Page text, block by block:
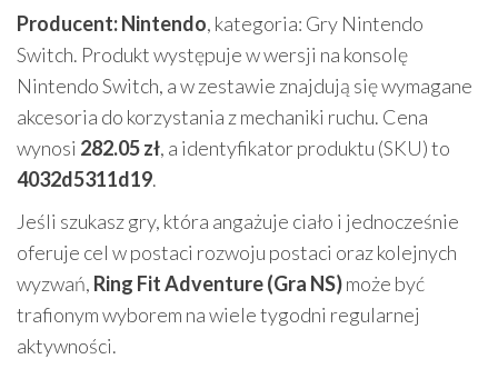
Producent: Nintendo, kategoria: Gry Nintendo
Switch. Produkt występuje w wersji na konsolę
Nintendo Switch, a w zestawie znajdują się wymagane
akcesoria do korzystania z mechaniki ruchu. Cena
wynosi 282.05 zł, a identyfikator produktu (SKU) to
4032d5311d19.
Jeśli szukasz gry, która angażuje ciało i jednocześnie
oferuje cel w postaci rozwoju postaci oraz kolejnych
wyzwań, Ring Fit Adventure (Gra NS)może być
trafionym wyborem na wiele tygodni regularnej
aktywności.